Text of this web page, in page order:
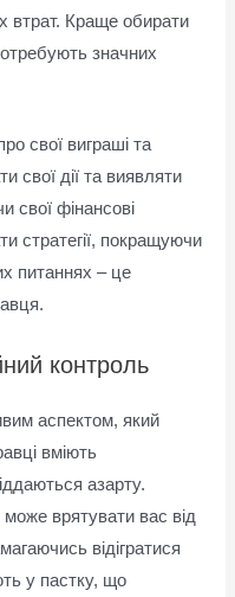
втрат. Краще обирати
значних
свої виграші та
свої дії та виявляти
свої фінансові
стратегії, покращуючи
питаннях – це
контроль
аспектом, який
вміють
азарту.
може врятувати вас від
відігратися
у пастку, що